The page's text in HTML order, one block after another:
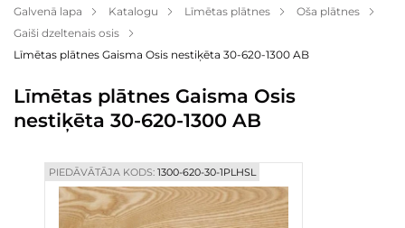
Apmaksa
Par mums
Blogs
Kontaktinformācija
Galvenā lapa Katalogu Līmētas plātnes
Oša plātnes
Gaiši dzeltenais osis
Līmētas plātnes Gaisma Osis nestiķēta 30-620-1300 AB
Līmētas plātnes Gaisma Osis
nestiķēta 30-620-1300 AB
PIEDĀVĀTĀJA KODS:1300-620-30-1PLHSL